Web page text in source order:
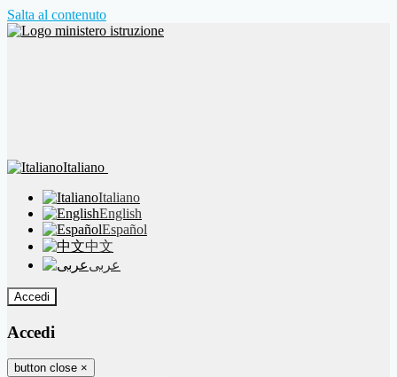
Salta al contenuto
Italiano
Italiano
English
Español
中文
عربى
Accedi
Accedi
button close ×